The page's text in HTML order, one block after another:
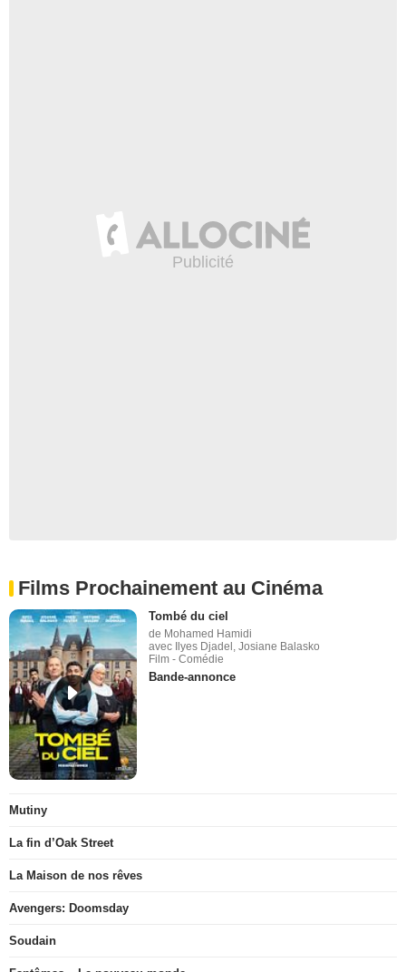
Films Prochainement au Cinéma
Tombé du ciel
de Mohamed Hamidi
avec Ilyes Djadel, Josiane Balasko
Film - Comédie
Bande-annonce
Mutiny
La fin d’Oak Street
La Maison de nos rêves
Avengers: Doomsday
Soudain